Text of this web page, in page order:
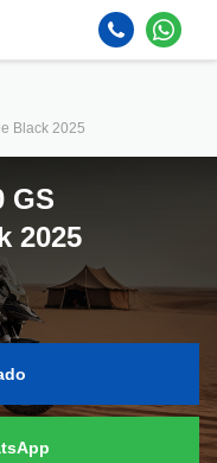
Black 2025
GS
2025